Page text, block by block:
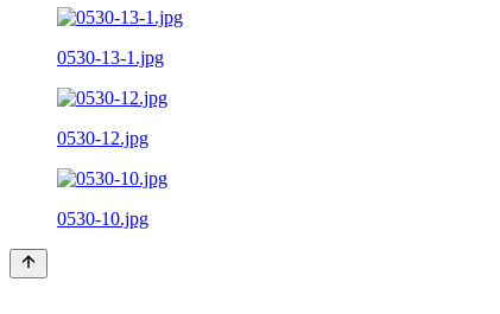
0530-13-1.jpg
0530-12.jpg
0530-10.jpg